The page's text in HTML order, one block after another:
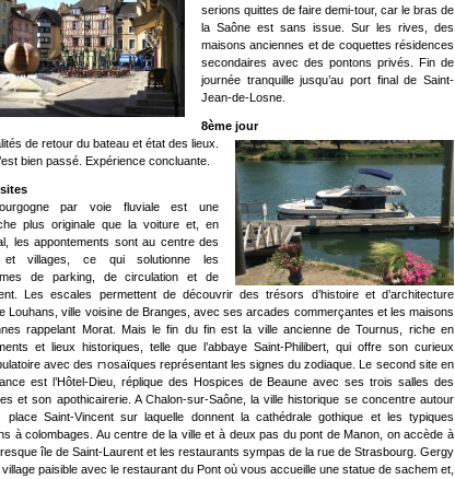
serions quittes de faire demi-tour, car le bras de
la Saône est sans issue. Sur les rives, des
maisons anciennes et de coquettes résidences
secondaires avec des pontons privés. Fin de
journée tranquille jusqu’au port final de Saint-
Jean-de-Losne.
8ème jour
de retour du bateau et état des lieux.
bien passé. Expérience concluante.
par voie fluviale est une
plus originale que la voiture et, en
les appontements sont au centre des
et villages, ce qui solutionne les
de parking, de circulation et de
Les escales permettent de découvrir des trésors d’histoire et d’architecture
Louhans, ville voisine de Branges, avec ses arcades commerçantes et les maisons
rappelant Morat. Mais le fin du fin est la ville ancienne de Tournus, riche en
et lieux historiques, telle que l’abbaye Saint-Philibert, qui offre son curieux
avec des mosaïques représentant les signes du zodiaque. Le second site en
est l’Hôtel-Dieu, réplique des Hospices de Beaune avec ses trois salles des
et son apothicairerie. A Chalon-sur-Saône, la ville historique se concentre autour
Saint-Vincent sur laquelle donnent la cathédrale gothique et les typiques
à colombages. Au centre de la ville et à deux pas du pont de Manon, on accède à
île de Saint-Laurent et les restaurants sympas de la rue de Strasbourg. Gergy
paisible avec le restaurant du Pont où vous accueille une statue de sachem et,